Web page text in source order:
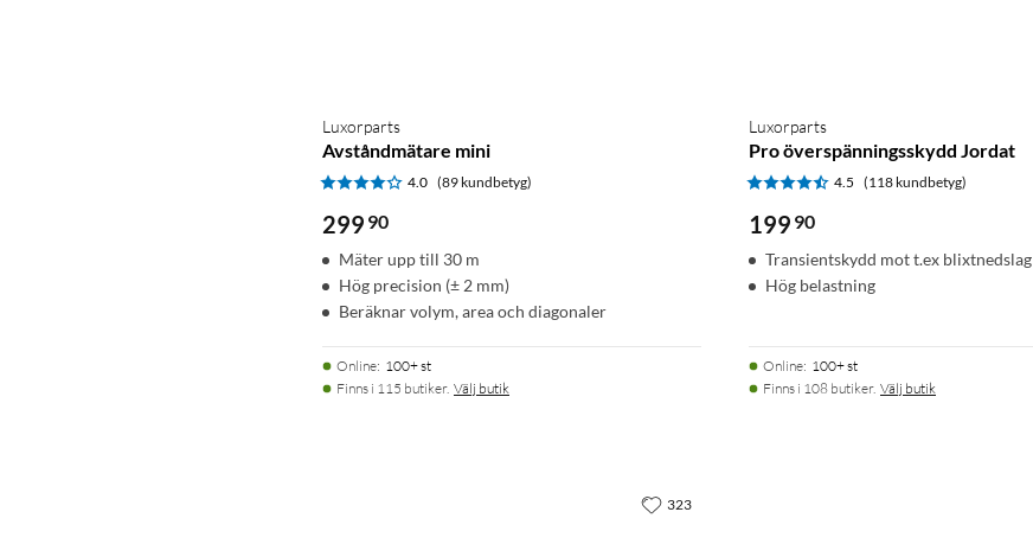
Luxorparts
Avståndmätare mini
4.0 (89 kundbetyg)
299 90
Mäter upp till 30 m
Hög precision (± 2 mm)
Beräknar volym, area och diagonaler
Online: 100+ st
Finns i 115 butiker. Välj butik
Luxorparts
Pro överspänningsskydd Jordat
4.5 (118 kundbetyg)
199 90
Transientskydd mot t.ex blixtnedslag
Hög belastning
Online: 100+ st
Finns i 108 butiker. Välj butik
323